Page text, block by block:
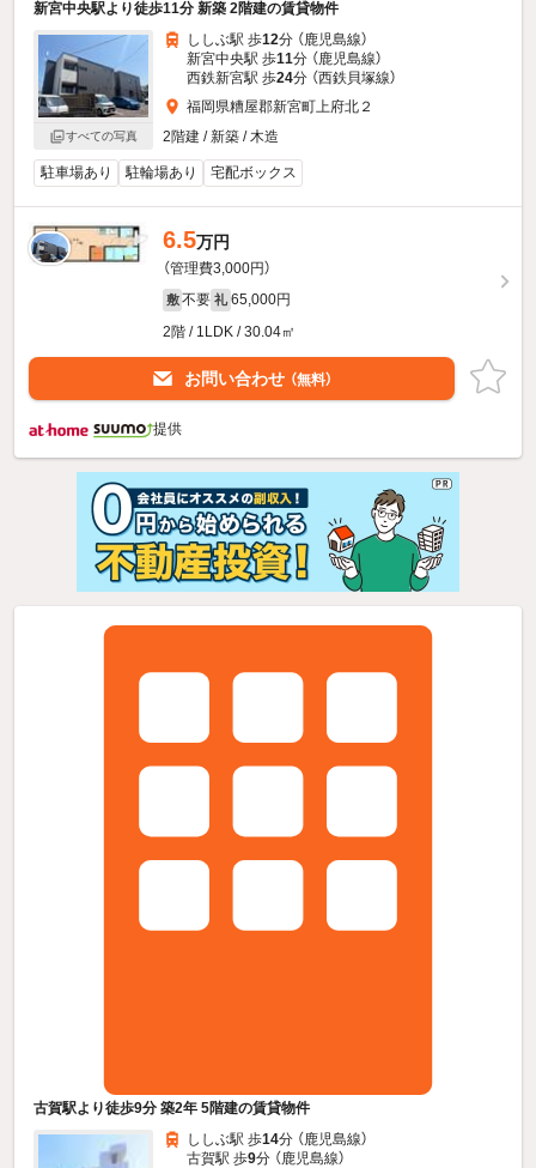
新宮中央駅より徒歩11分 新築 2階建の賃貸物件
すべての写真
ししぶ駅 歩12分 （鹿児島線）
新宮中央駅 歩11分 （鹿児島線）
西鉄新宮駅 歩24分 （西鉄貝塚線）
福岡県糟屋郡新宮町上府北２
2階建 / 新築 / 木造
駐車場あり 駐輪場あり 宅配ボックス
6.5万円
（管理費3,000円）
敷 不要 礼 65,000円
2階 / 1LDK / 30.04㎡
お問い合わせ （無料）
提供
古賀駅より徒歩9分 築2年 5階建の賃貸物件
ししぶ駅 歩14分 （鹿児島線）
古賀駅 歩9分 （鹿児島線）